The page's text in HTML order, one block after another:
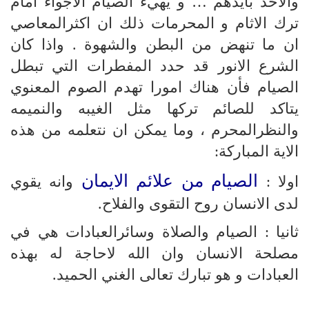
ترك الاثام و المحرمات ذلك ان اكثرالمعاصي
ان ما تنهض من البطن والشهوة . واذا كان
الشرع الانور قد حدد المفطرات التي تبطل
الصيام فأن هناك امورا تهدم الصوم المعنوي
يتاكد للصائم تركها مثل الغيبه والنميمه
والنظرالمحرم ، وما يمكن ان نتعلمه من هذه
الاية المباركة:
اولا :
الصيام من علائم الايمان وانه يقوي
لدى الانسان روح التقوى والفلاح.
ثانيا : الصيام والصلاة وسائرالعبادات هي في
مصلحة الانسان وان الله لاحاجة له بهذه
العبادات و هو تبارك تعالى الغني الحميد.